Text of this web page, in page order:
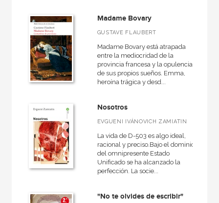
Básica de bolsillo
Básica de Bolsillo  Adorno. Obra completa
Básica de Bolsillo  Alejo Carpentier. Narrativa completa
Básica de Bolsillo  Serie Clásicos de la lengua española
VER TODAS... (53)
NUESTROS FORMATOS
Madame Bovary
GUSTAVE FLAUBERT
Madame Bovary está atrapada
entre la mediocridad de la
provincia francesa y la opulencia
de sus propios sueños. Emma,
heroína trágica y desd...
Nosotros
EVGUENI IVÁNOVICH ZAMIATIN
La vida de D-503 es algo ideal,
racional y preciso.Bajo el dominio
del omnipresente Estado
Unificado se ha alcanzado la
perfección. La socie...
"No te olvides de escribir"